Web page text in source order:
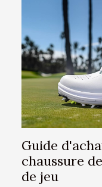
Guide
chaussure
de jeu